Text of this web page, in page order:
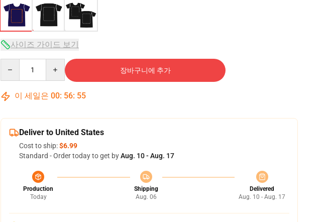
사이즈 가이드 보기
장바구니에 추가
이 세일은 00: 56: 54
Deliver to United States
Cost to ship:$6.99
Standard - Order today to get byAug. 10 - Aug. 17
Production
Today
Shipping
Aug. 06
Delivered
Aug. 10 - Aug. 17